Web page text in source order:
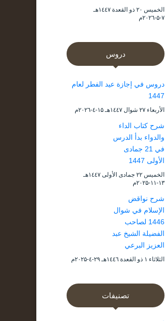
الخميس ۲۰ ذو القعدة ۱٤٤۷هـ
۷-۵-۲۰۲٦م
دروس
دروس في إجازة عيد الفطر لعام
1447
الأربعاء ۲۷ شوال ۱٤٤۷هـ ۱۵-٤-۲۰۲٦م
شرح كتاب الداء
والدواء بدأ الدرس
في 21 جمادى
الأولى 1447
الخميس ۲۲ جمادى الأولى ۱٤٤۷هـ
۱۳-۱۱-۲۰۲۵م
شرح نواقض
الإسلام في شوال
1446 لصاحب
الفضيلة الشيخ عبد
العزيز البرعي
الثلاثاء ۱ ذو القعدة ۱٤٤٦هـ ۲۹-٤-۲۰۲۵م
تصنيفات